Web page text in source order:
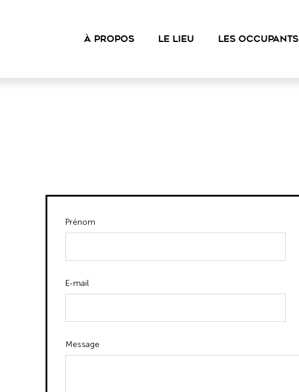
À PROPOS LE LIEU LES OCCUPANTS
Prénom
E-mail
Message